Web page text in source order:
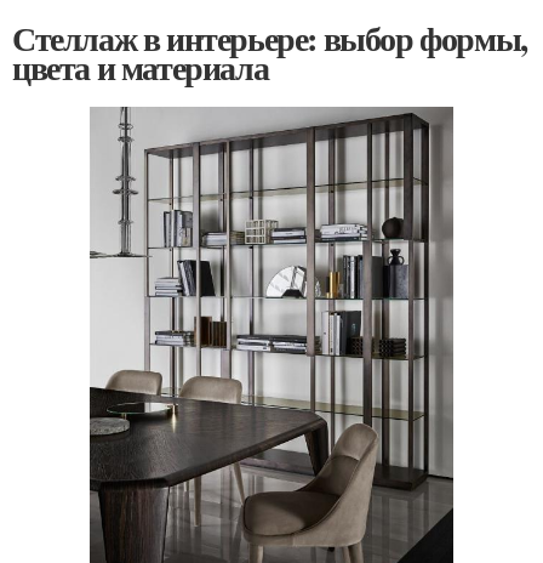
Стеллаж в интерьере: выбор формы,
цвета и материала